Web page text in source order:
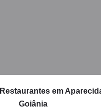
em
Goiânia